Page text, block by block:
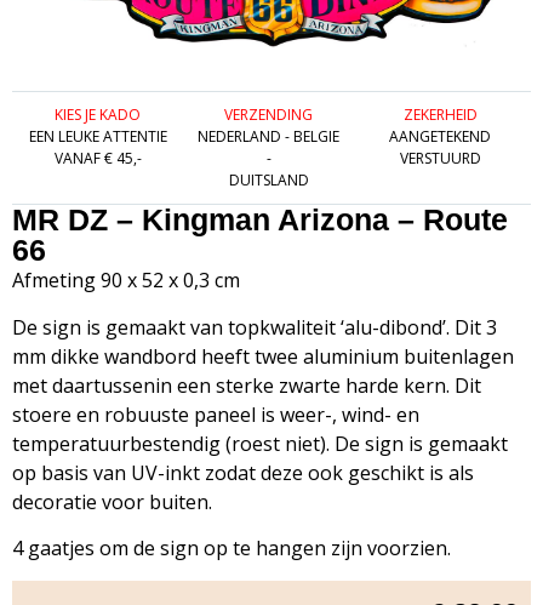
KIES JE KADO
EEN LEUKE ATTENTIE
VANAF € 45,-
VERZENDING
NEDERLAND - BELGIE
-
DUITSLAND
ZEKERHEID
AANGETEKEND
VERSTUURD
MR DZ – Kingman Arizona – Route
66
Afmeting 90 x 52 x 0,3 cm
De sign is gemaakt van topkwaliteit ‘alu-dibond’. Dit 3
mm dikke wandbord heeft twee aluminium buitenlagen
met daartussenin een sterke zwarte harde kern. Dit
stoere en robuuste paneel is weer-, wind- en
temperatuurbestendig (roest niet). De sign is gemaakt
op basis van UV-inkt zodat deze ook geschikt is als
decoratie voor buiten.
4 gaatjes om de sign op te hangen zijn voorzien.